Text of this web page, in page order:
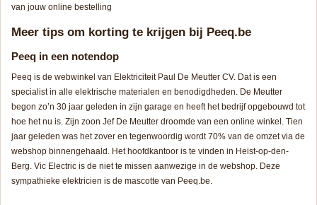
van jouw online bestelling
Meer tips om korting te krijgen bij Peeq.be
Peeq in een notendop
Peeq is de webwinkel van Elektriciteit Paul De Meutter CV. Dat is een
specialist in alle elektrische materialen en benodigdheden. De Meutter
begon zo’n 30 jaar geleden in zijn garage en heeft het bedrijf opgebouwd tot
hoe het nu is. Zijn zoon Jef De Meutter droomde van een online winkel. Tien
jaar geleden was het zover en tegenwoordig wordt 70% van de omzet via de
webshop binnengehaald. Het hoofdkantoor is te vinden in Heist-op-den-
Berg. Vic Electric is de niet te missen aanwezige in de webshop. Deze
sympathieke elektricien is de mascotte van Peeq.be.